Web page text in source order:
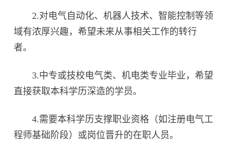
2.对电气自动化、机器人技术、智能控制等领
域有浓厚兴趣，希望未来从事相关工作的转行
者。
3.中专或技校电气类、机电类专业毕业，希望
直接获取本科学历深造的学员。
4.需要本科学历支撑职业资格（如注册电气工
程师基础阶段）或岗位晋升的在职人员。